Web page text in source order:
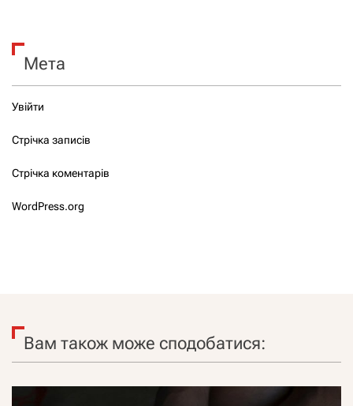
Мета
Увійти
Стрічка записів
Стрічка коментарів
WordPress.org
Вам також може сподобатися: